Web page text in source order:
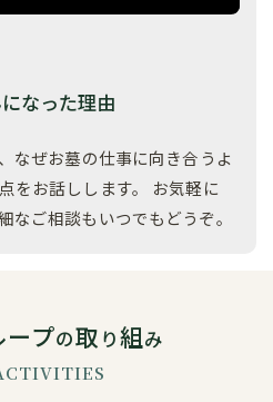
なった理由
なぜお墓の仕事に向き合うよ
をお話しします。 お気軽に
なご相談もいつでもどうぞ。
プの取 り組み